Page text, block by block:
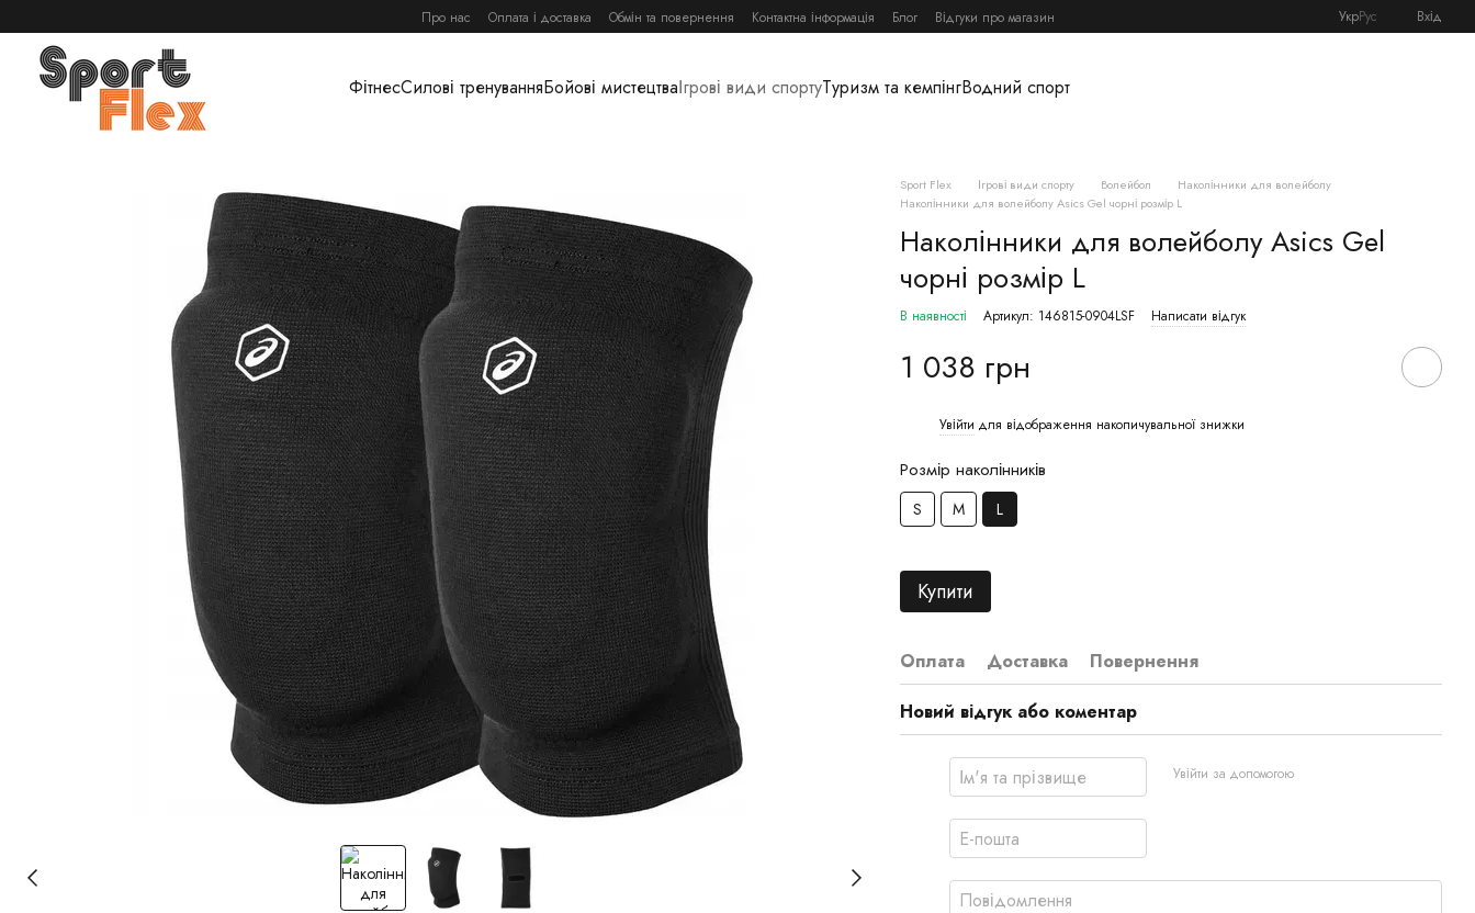
Про нас Оплата і доставка Обмін та повернення Контактна інформація Блог Відгуки про магазин УкрРус Вхід
ФітнесСилові тренуванняБойові мистецтваІгрові види спортуТуризм та кемпінгВодний спорт
Sport Flex Ігрові види спорту Волейбол
Наколінники для волейболу
Наколінники для волейболу Asics Gel чорні розмір L
Наколінники для волейболу Asics Gel
чорні розмір L
В наявності Артикул: 146815-0904LSF Написати відгук
1 038 грн
Увійти для відображення накопичувальної знижки
Розмір наколінників
S M L
Купити
Оплата Доставка
Повернення
Новий відгук або коментар
Увійти за допомогою